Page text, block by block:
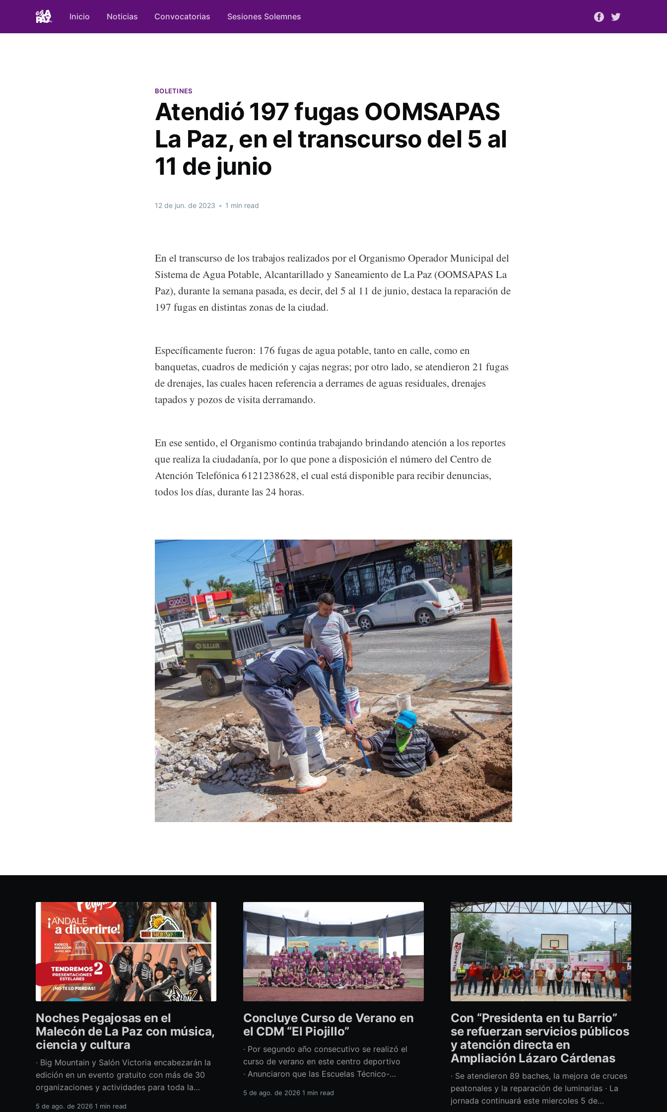
Inicio Noticias Convocatorias Sesiones Solemnes
BOLETINES
Atendió 197 fugas OOMSAPAS
La Paz, en el transcurso del 5 al
11 de junio
12 de jun. de 2023 • 1 min read
En el transcurso de los trabajos realizados por el Organismo Operador Municipal del
Sistema de Agua Potable, Alcantarillado y Saneamiento de La Paz (OOMSAPAS La
Paz), durante la semana pasada, es decir, del 5 al 11 de junio, destaca la reparación de
197 fugas en distintas zonas de la ciudad.
Específicamente fueron: 176 fugas de agua potable, tanto en calle, como en
banquetas, cuadros de medición y cajas negras; por otro lado, se atendieron 21 fugas
de drenajes, las cuales hacen referencia a derrames de aguas residuales, drenajes
tapados y pozos de visita derramando.
En ese sentido, el Organismo continúa trabajando brindando atención a los reportes
que realiza la ciudadanía, por lo que pone a disposición el número del Centro de
Atención Telefónica 6121238628, el cual está disponible para recibir denuncias,
todos los días, durante las 24 horas.
Noches Pegajosas en el
Malecón de La Paz con música,
ciencia y cultura
· Big Mountain y Salón Victoria encabezarán la
edición en un evento gratuito con más de 30
organizaciones y actividades para toda la
5 de ago. de 2026 1 min read
Concluye Curso de Verano en
el CDM “El Piojillo”
· Por segundo año consecutivo se realizó el
curso de verano en este centro deportivo
· Anunciaron que las Escuelas Técnico-
actividades el próximo 24 de agosto Con una
5 de ago. de 2026 1 min read
Con “Presidenta en tu Barrio”
se refuerzan servicios públicos
y atención directa en
Ampliación Lázaro Cárdenas
· Se atendieron 89 baches, la mejora de cruces
peatonales y la reparación de luminarias · La
jornada continuará este miercoles 5 de